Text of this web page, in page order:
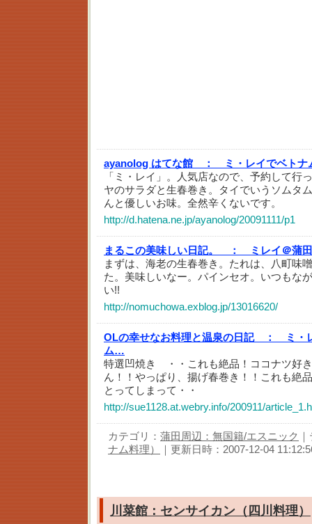
ayanolog はてな館 ：
ミ・レイでベトナ
「ミ・レイ」。人気店なので、予約して行
ヤのサラダと生春巻き。タイでいうソムタ
んと優しいお味。全然辛くないです。
http://d.hatena.ne.jp/ayanolog/20091111/p1
まるこの美味しい日記。 ：
ミレイ＠蒲
まずは、海老の生春巻き。たれは、八町味
た。美味しいなー。パインセオ。いつもな
い!!
http://nomuchowa.exblog.jp/13016620/
OLの幸せなお料理と温泉の日記 ：
ミ・
ム…
特選凹焼き ・・これも絶品！ココナツ好
ん！！やっぱり、揚げ春巻き！！これも絶
とってしまって・・
http://sue1128.at.webry.info/200911/
カテゴリ： 蒲田周辺：無国籍/エスニック
ナム料理）
｜更新日時：2007-12-04
川菜館：センサイカン（四川料理）